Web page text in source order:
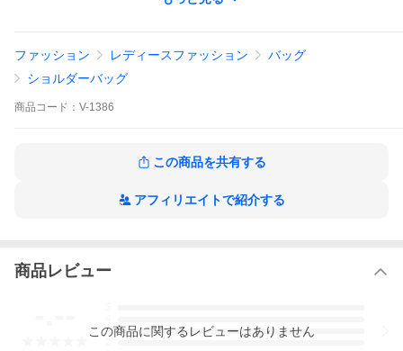
表面の大きめオープンポケットは、スマートフォンがすっぽり入
取り出しやすい仕様。
ットと
レザーとの組み合わせで、カジュアル感を抑えた仕上がり。
普段使いはもちろん、両手を開けたいシーンや、荷物を最小限に
ファッション レディースファッション
バッグ
ショルダーバッグ
商品 コード： V-1386
この商品を共有する
アフィリエイトで紹介する
商品レビュー
3
この商品に関するレビューはありません